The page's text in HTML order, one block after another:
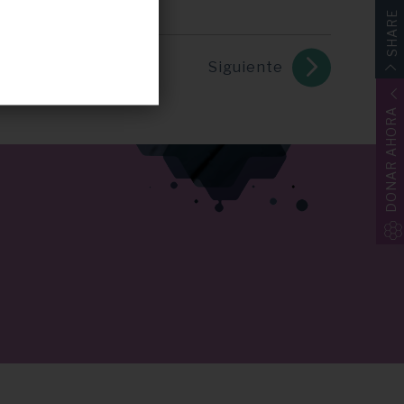
Siguiente
SHARE
DONAR AHORA